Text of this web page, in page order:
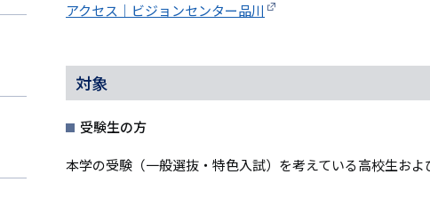
アクセス｜ビジョ ンセンター品川
対象
受験生の方
本学の受験（一般選抜・特色入試）を考えている高校生お